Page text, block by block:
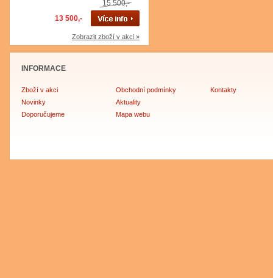
15 500,-
13 500,-
Zobrazit zboží v akci »
INFORMACE
Zboží v akci
Novinky
Doporučujeme
Obchodní podmínky
Aktuality
Mapa webu
Kontakty